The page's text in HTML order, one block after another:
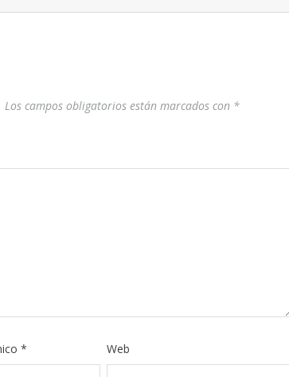
Los campos obligatorios están marcados con *
* Web